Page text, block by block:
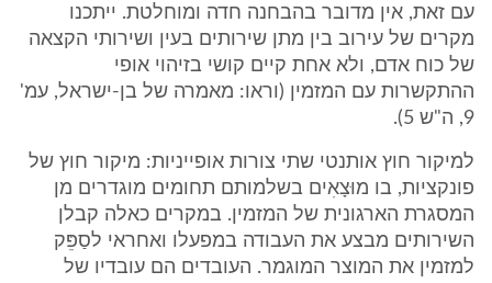
עם זאת, אין מדובר בהבחנה חדה ומוחלטת. ייתכנו
מקרים של עירוב בין מתן שירותים בעין ושירותי הקצאה
של כוח אדם, ולא אחת קיים קושי בזיהוי אופי
ההתקשרות עם המזמין (וראו: מאמרה של בן-ישראל, עמ'
9, ה"ש 5).
למיקור חוץ אותנטי שתי צורות אופייניות: מיקור חוץ של
פונקציות, בו מוּצָאִים בשלמותם תחומים מוגדרים מן
המסגרת הארגונית של המזמין. במקרים כאלה קבלן
השירותים מבצע את העבודה במפעלו ואחראי לסַפֵּק
למזמין את המוצר המוגמר. העובדים הם עובדיו של